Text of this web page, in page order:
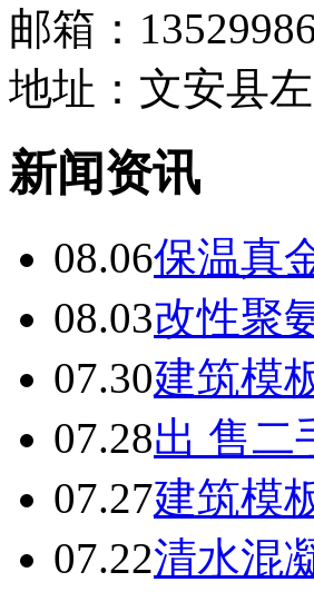
邮箱：
地址：文安县
新闻资讯
08.06保温真
08.03改性聚
07.30建筑模
07.28出 售二
07.27建筑模
07.22清水混